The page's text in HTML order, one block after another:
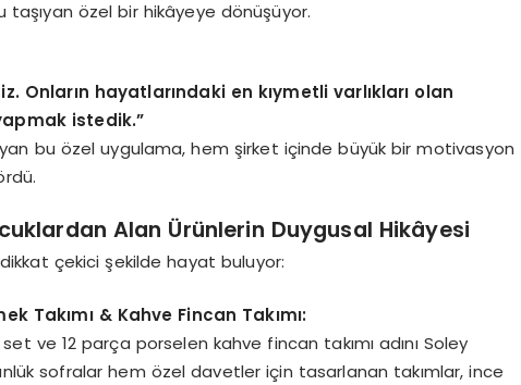
özel bir hikâyeye dönüşüyor.
Onların hayatlarındaki en kıymetli varlıkları olan
istedik.”
bu özel uygulama, hem şirket içinde büyük bir motivasyon
Alan Ürünlerin Duygusal Hikâyesi
çekici şekilde hayat buluyor:
Takımı & Kahve Fincan Takımı:
ve 12 parça porselen kahve fincan takımı adını Soley
sofralar hem özel davetler için tasarlanan takımlar, ince